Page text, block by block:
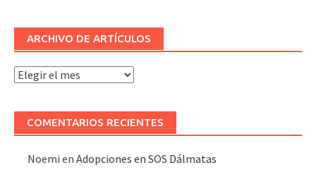
ARCHIVO DE ARTÍCULOS
Archivo
artículos
COMENTARIOS RECIENTES
Noemi enAdopciones en SOS Dálmatas